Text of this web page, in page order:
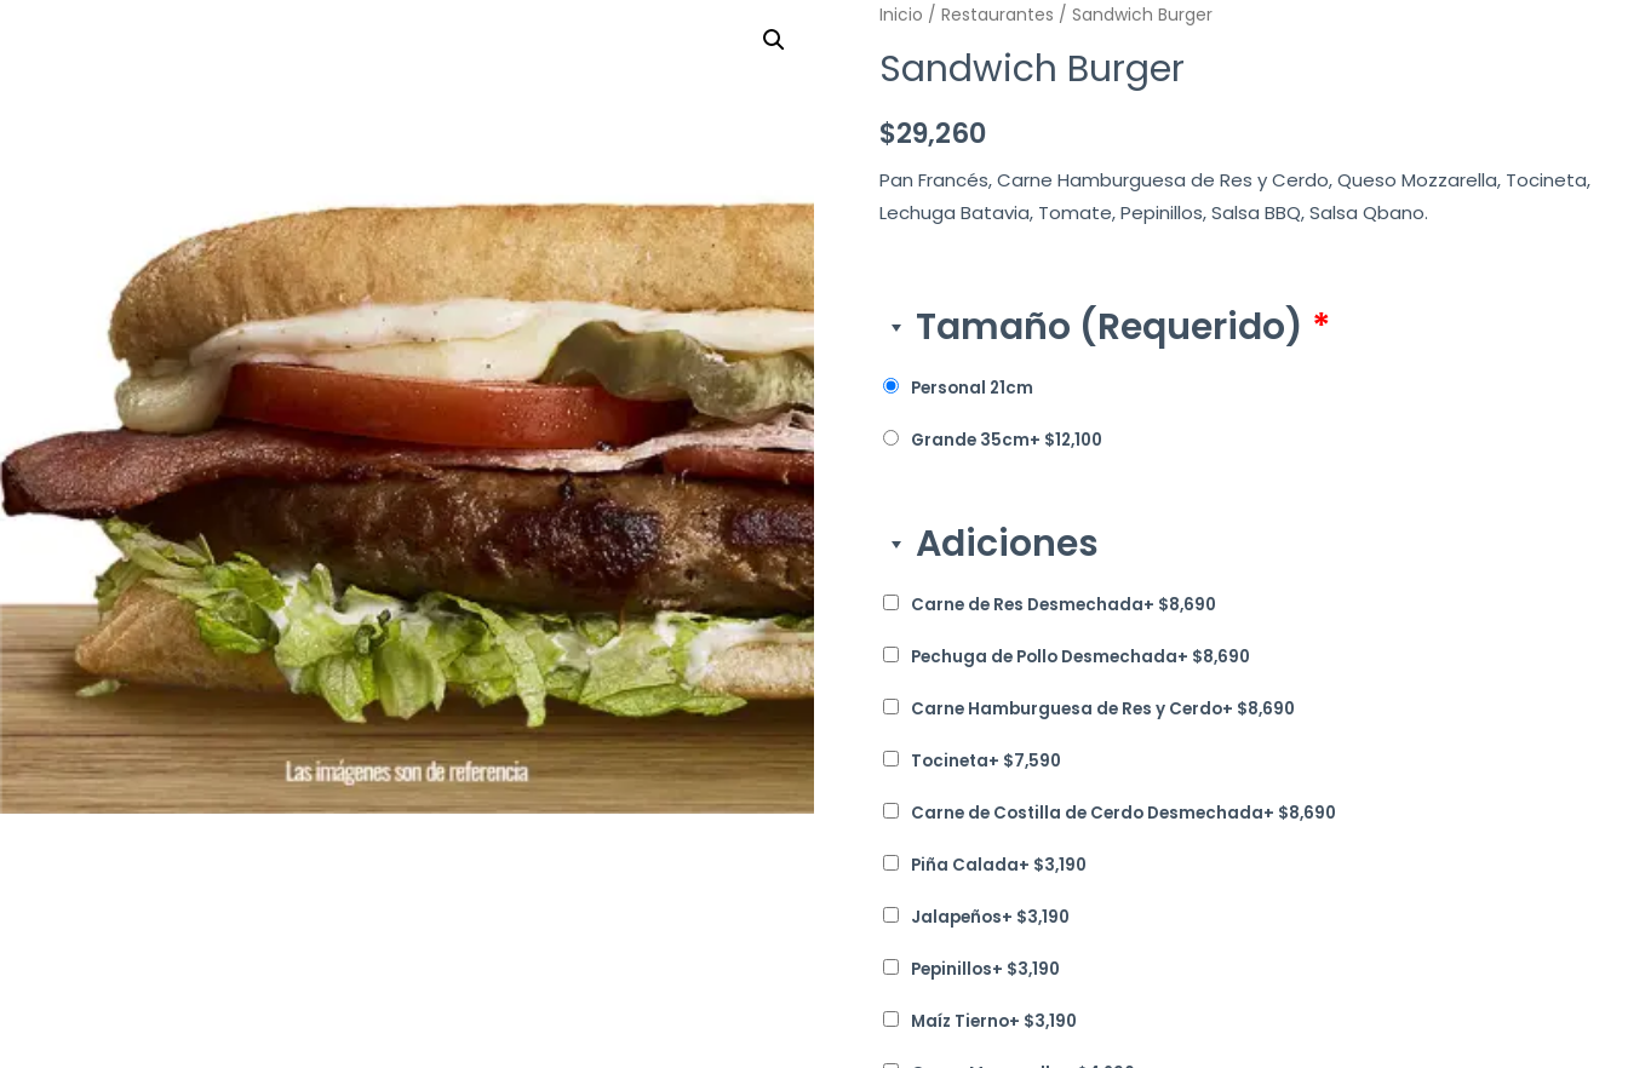
Inicio / Restaurantes / Sandwich Burger
Sandwich Burger
$29,260
Pan Francés, Carne Hamburguesa de Res y Cerdo, Queso Mozzarella, Tocineta,
Lechuga Batavia, Tomate, Pepinillos, Salsa BBQ, Salsa Qbano.
Tamaño (Requerido) *
Personal 21cm
Grande 35cm+ $12,100
Adiciones
Carne de Res Desmechada+ $8,690
Pechuga de Pollo Desmechada+ $8,690
Carne Hamburguesa de Res y Cerdo+ $8,690
Tocineta+ $7,590
Carne de Costilla de Cerdo Desmechada+ $8,690
Piña Calada+ $3,190
Jalapeños+ $3,190
Pepinillos+ $3,190
Maíz Tierno+ $3,190